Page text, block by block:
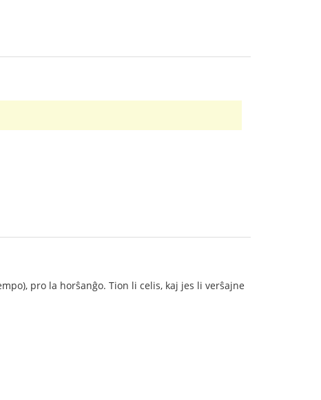
pro la horŝanĝo. Tion li celis, kaj jes li verŝajne